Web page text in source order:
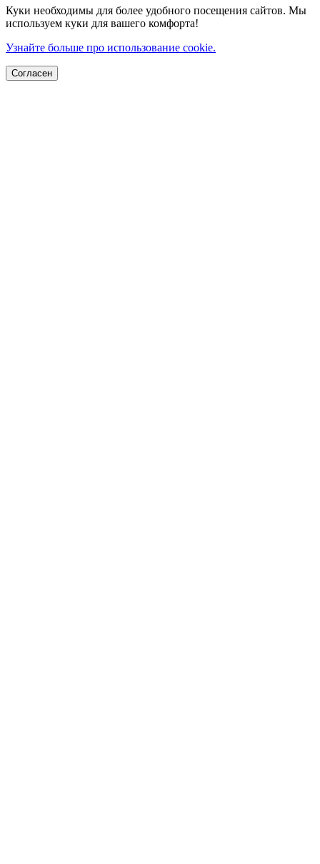
Куки необходимы для более удобного посещения сайтов. Мы
используем куки для вашего комфорта!
Узнайте больше про использование cookie.
Согласен